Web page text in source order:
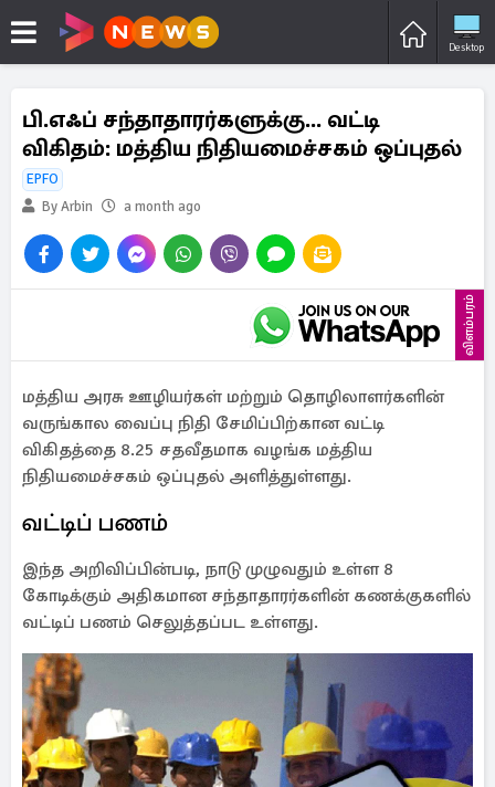
Desktop
பி.எஃப் சந்தாதாரர்களுக்கு... வட்டி
விகிதம்: மத்திய நிதியமைச்சகம் ஒப்புதல்
EPFO
By Arbin
a month ago
விளம்பரம்
மத்திய அரசு ஊழியர்கள் மற்றும் தொழிலாளர்களின்
வருங்கால வைப்பு நிதி சேமிப்பிற்கான வட்டி
விகிதத்தை 8.25 சதவீதமாக வழங்க மத்திய
நிதியமைச்சகம் ஒப்புதல் அளித்துள்ளது.
வட்டிப் பணம்
இந்த அறிவிப்பின்படி, நாடு முழுவதும் உள்ள 8
கோடிக்கும் அதிகமான சந்தாதாரர்களின் கணக்குகளில்
வட்டிப் பணம் செலுத்தப்பட உள்ளது.